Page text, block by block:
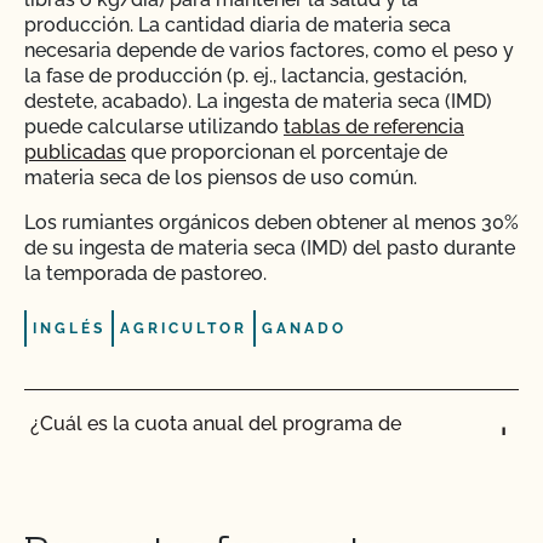
¿La certificación orgánica de CCOF garantiza el
acceso al mercado internacional?
¿Realiza el CCOF pruebas de residuos de
plaguicidas y OMG?
¿Realiza el CCOF inspecciones sin previo aviso?
¿El uso del sello "Organic is Non-GMO & More" de
producción. La cantidad diaria de materia seca
necesaria depende de varios factores, como el peso y
la fase de producción (p. ej., lactancia, gestación,
destete, acabado). La ingesta de materia seca (IMD)
puede calcularse utilizando tablas de referencia
publicadas que proporcionan el porcentaje de
materia seca de los piensos de uso común.
Los rumiantes orgánicos deben obtener al menos 30%
de su ingesta de materia seca (IMD) del pasto durante
la temporada de pastoreo.
INGLÉS AGRICULTOR GANADO
¿Cuál es la cuota anual del programa de